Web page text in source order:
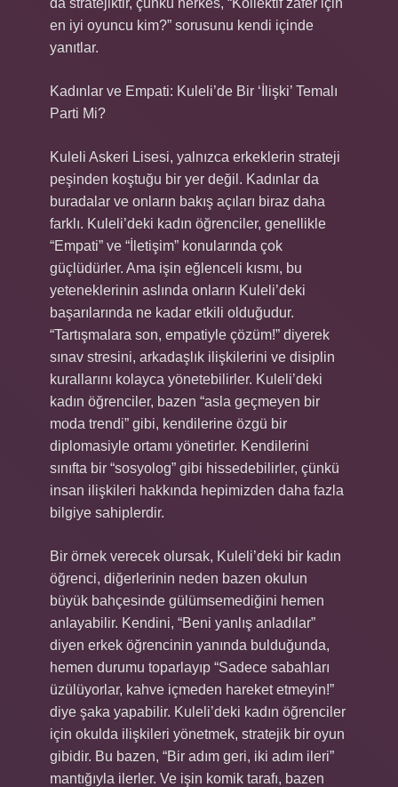
da stratejiktir, çünkü herkes, “Kollektif zafer için
en iyi oyuncu kim?” sorusunu kendi içinde
yanıtlar.
Kadınlar ve Empati: Kuleli’de Bir ‘İlişki’ Temalı
Parti Mi?
Kuleli Askeri Lisesi, yalnızca erkeklerin strateji
peşinden koştuğu bir yer değil. Kadınlar da
buradalar ve onların bakış açıları biraz daha
farklı. Kuleli’deki kadın öğrenciler, genellikle
“Empati” ve “İletişim” konularında çok
güçlüdürler. Ama işin eğlenceli kısmı, bu
yeteneklerinin aslında onların Kuleli’deki
başarılarında ne kadar etkili olduğudur.
“Tartışmalara son, empatiyle çözüm!” diyerek
sınav stresini, arkadaşlık ilişkilerini ve disiplin
kurallarını kolayca yönetebilirler. Kuleli’deki
kadın öğrenciler, bazen “asla geçmeyen bir
moda trendi” gibi, kendilerine özgü bir
diplomasiyle ortamı yönetirler. Kendilerini
sınıfta bir “sosyolog” gibi hissedebilirler, çünkü
insan ilişkileri hakkında hepimizden daha fazla
bilgiye sahiplerdir.
Bir örnek verecek olursak, Kuleli’deki bir kadın
öğrenci, diğerlerinin neden bazen okulun
büyük bahçesinde gülümsemediğini hemen
anlayabilir. Kendini, “Beni yanlış anladılar”
diyen erkek öğrencinin yanında bulduğunda,
hemen durumu toparlayıp “Sadece sabahları
üzülüyorlar, kahve içmeden hareket etmeyin!”
diye şaka yapabilir. Kuleli’deki kadın öğrenciler
için okulda ilişkileri yönetmek, stratejik bir oyun
gibidir. Bu bazen, “Bir adım geri, iki adım ileri”
mantığıyla ilerler. Ve işin komik tarafı, bazen